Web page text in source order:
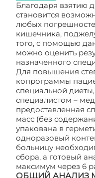
Благодаря взятию
становится
любых
кишечника,
того, с помощью
можно оценить
назначенного
Для повышения
копрограммы
специальной
специалистом –
предоставленная
масс (без
упакована в
одноразовый
больницу
сбора, а готовый
максимум через 6
ОБЩИЙ АНАЛИЗ